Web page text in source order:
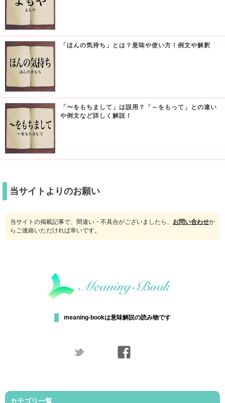
「ほんの気持ち」とは？意味や使い方！例文や解釈
「〜をもちまして」は誤用？「～をもって」との違い
や例文など詳しく解説！
当サイトよりのお願い
当サイトの掲載記事で、間違い・不具合がございましたら、 お問い合わせか
らご連絡いただければ幸いです。
meaning-bookは意味解説の読み物です
カテゴリ一覧